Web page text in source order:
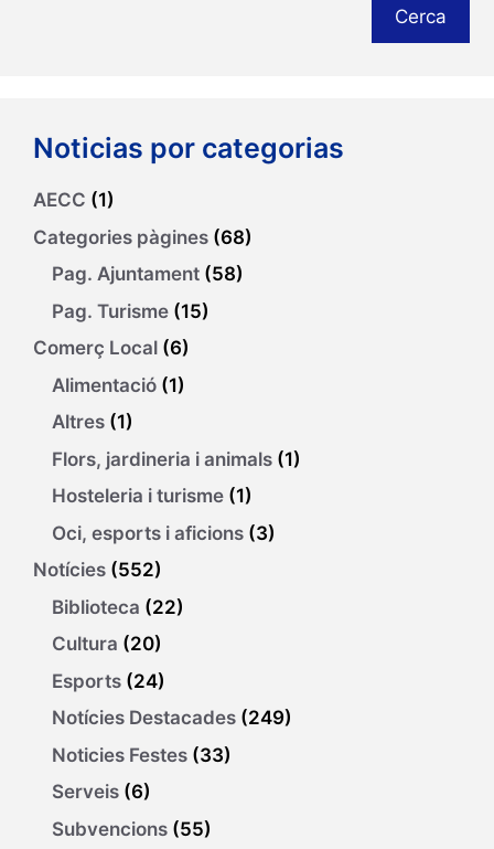
Cerca
Noticias por categorias
AECC (1)
Categories pàgines (68)
Pag. Ajuntament (58)
Pag. Turisme (15)
Comerç Local (6)
Alimentació (1)
Altres (1)
Flors, jardineria i animals (1)
Hosteleria i turisme (1)
Oci, esports i aficions (3)
Notícies (552)
Biblioteca (22)
Cultura (20)
Esports (24)
Notícies Destacades (249)
Noticies Festes (33)
Serveis (6)
Subvencions (55)